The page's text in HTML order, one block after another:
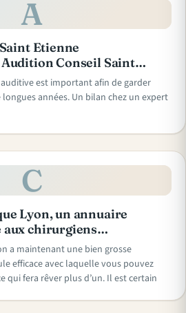
A
Etienne
Conseil Saint…
est important afin de garder
années. Un bilan chez un expert
C
Lyon, un annuaire
aux chirurgiens…
a maintenant une bien grosse
efficace avec laquelle vous pouvez
qui fera rêver plus d’un. Il est certain